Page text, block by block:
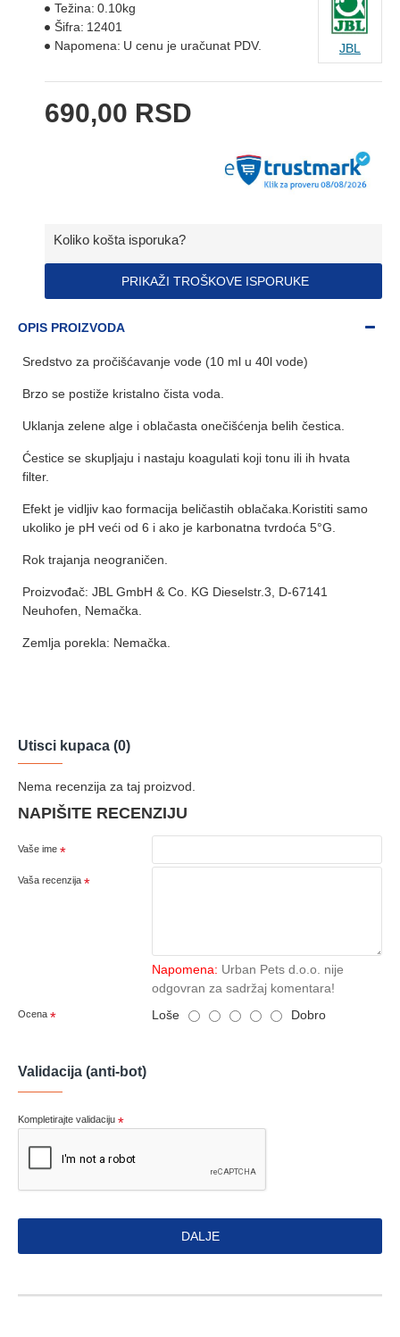
690,00 RSD
Težina: 0.10kg
Šifra: 12401
Napomena: U cenu je uračunat PDV. JBL
Koliko košta isporuka?
PRIKAŽI TROŠKOVE ISPORUKE
OPIS PROIZVODA
Sredstvo za pročišćavanje vode (10 ml u 40l vode)
Brzo se postiže kristalno čista voda.
Uklanja zelene alge i oblačasta onečišćenja belih čestica.
Ćestice se skupljaju i nastaju koagulati koji tonu ili ih hvata
filter.
Efekt je vidljiv kao formacija beličastih oblačaka.Koristiti samo
ukoliko je pH veći od 6 i ako je karbonatna tvrdoća 5°G.
Rok trajanja neograničen.
Proizvođač: JBL GmbH & Co. KG Dieselstr.3, D-67141
Neuhofen, Nemačka.
Zemlja porekla: Nemačka.
Utisci kupaca (0)
Nema recenzija za taj proizvod.
NAPIŠITE RECENZIJU
Vaše ime
Vaša recenzija
Napomena: Urban Pets d.o.o. nije
odgovran za sadržaj komentara!
Ocena Loše Dobro
Validacija (anti-bot)
Kompletirajte validaciju
DALJE